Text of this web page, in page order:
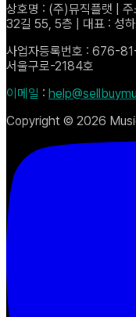
상호명 : (주)뮤직플랫 |
32길 55, 5층 | 대표 : 성
사업자등록번호 : 676-
서울구로-2184호
이메일 :
Copyright © 2026